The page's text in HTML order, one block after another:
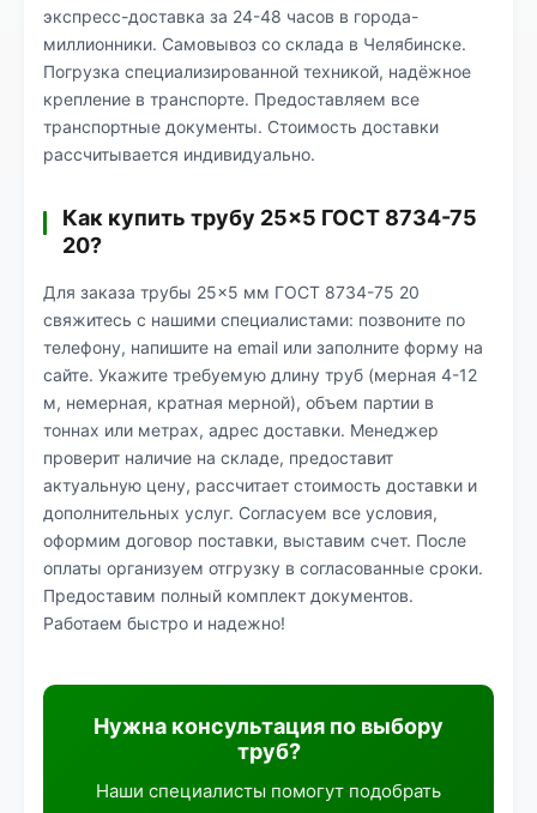
экспресс-доставка за 24-48 часов в города-
миллионники. Самовывоз со склада в Челябинске.
Погрузка специализированной техникой, надёжное
крепление в транспорте. Предоставляем все
транспортные документы. Стоимость доставки
рассчитывается индивидуально.
Как купить трубу 25×5 ГОСТ 8734-75
20?
Для заказа трубы 25×5 мм ГОСТ 8734-75 20
свяжитесь с нашими специалистами: позвоните по
телефону, напишите на email или заполните форму на
сайте. Укажите требуемую длину труб (мерная 4-12
м, немерная, кратная мерной), объем партии в
тоннах или метрах, адрес доставки. Менеджер
проверит наличие на складе, предоставит
актуальную цену, рассчитает стоимость доставки и
дополнительных услуг. Согласуем все условия,
оформим договор поставки, выставим счет. После
оплаты организуем отгрузку в согласованные сроки.
Предоставим полный комплект документов.
Работаем быстро и надежно!
Нужна консультация по выбору
труб?
Наши специалисты помогут подобрать